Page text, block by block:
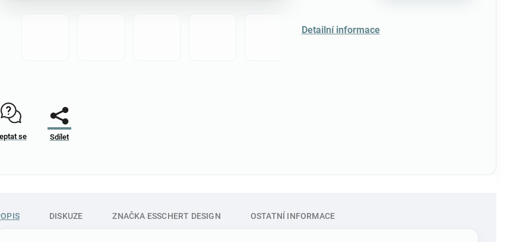
se Sdílet
Detailní informace
DISKUZE ZNAČKA ESSCHERT DESIGN OSTATNÍ INFORMACE